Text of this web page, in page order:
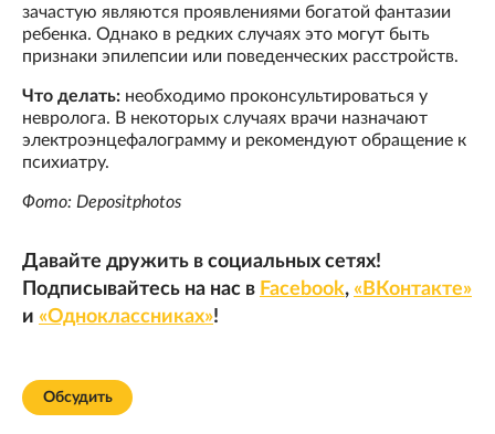
зачастую являются проявлениями богатой фантазии
ребенка. Однако в редких случаях это могут быть
признаки эпилепсии или поведенческих расстройств.
Что делать: необходимо проконсультироваться у
невролога. В некоторых случаях врачи назначают
электроэнцефалограмму и рекомендуют обращение к
психиатру.
Фото: Depositphotos
Давайте дружить в социальных сетях!
Подписывайтесь на нас в Facebook, «ВКонтакте»
и «Одноклассниках»!
Обсудить